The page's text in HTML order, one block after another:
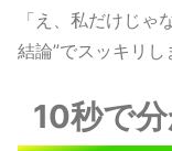
「え、私だけじゃ
結論”でスッキリし
10秒で